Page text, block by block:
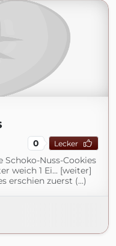
0 Lecker
Nuss-Cookies
weich 1 Ei... [weiter]
erschien zuerst (...)